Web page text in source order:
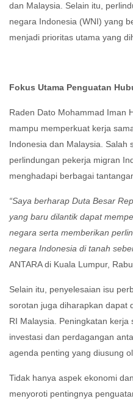
dan Malaysia. Selain itu,
negara Indonesia (WNI) yang
menjadi prioritas utama yang
Fokus Utama Penguatan
Raden Dato Mohammad Iman
mampu memperkuat kerja
Indonesia dan Malaysia. Salah
perlindungan pekerja migran
menghadapi berbagai
“Saya berharap Duta Besar
yang baru dilantik dapat
negara serta memberikan
negara Indonesia di tanah
ANTARA di Kuala Lumpur,
Selain itu, penyelesaian isu
sorotan juga diharapkan dapat
RI Malaysia. Peningkatan
investasi dan perdagangan
agenda penting yang diusung
Tidak hanya aspek ekonomi
menyoroti pentingnya